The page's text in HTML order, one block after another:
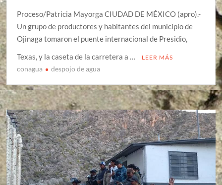
Proceso/Patricia Mayorga CIUDAD DE MÉXICO (apro).-
Un grupo de productores y habitantes del municipio de
Ojinaga tomaron el puente internacional de Presidio,
Texas, y la caseta de la carretera a …
LEER MÁS
conagua despojo de agua